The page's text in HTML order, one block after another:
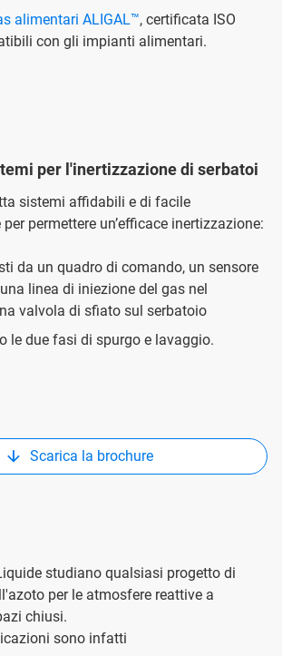
alimentari ALIGAL™, certificata ISO
con gli impianti alimentari.
per l'inertizzazione di serbatoi
sistemi affidabili e di facile
permettere un’efficace inertizzazione:
da un quadro di comando, un sensore
linea di iniezione del gas nel
valvola di sfiato sul serbatoio
le due fasi di spurgo e lavaggio.
Scarica la brochure
studiano qualsiasi progetto di
per le atmosfere reattive a
chiusi.
sono infatti